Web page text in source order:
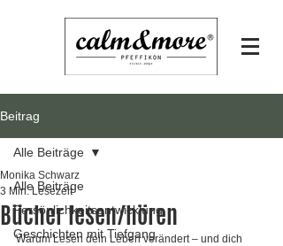
Beitrag
Alle Beiträge
Persönlichkeitsentwicklung
Geschichten mit Tiefgang
Alle Beiträge
Bücher lesen/hören
Monika Schwarz
3 Min. Lesezeit
Warum Lesen dein Leben verändert – und dich